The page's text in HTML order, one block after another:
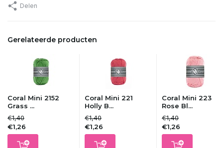
Delen
Gerelateerde producten
Coral Mini 2152
Grass ...
€1,40
€1,26
Coral Mini 221
Holly B...
€1,40
€1,26
Coral Mini 223
Rose Bl...
€1,40
€1,26